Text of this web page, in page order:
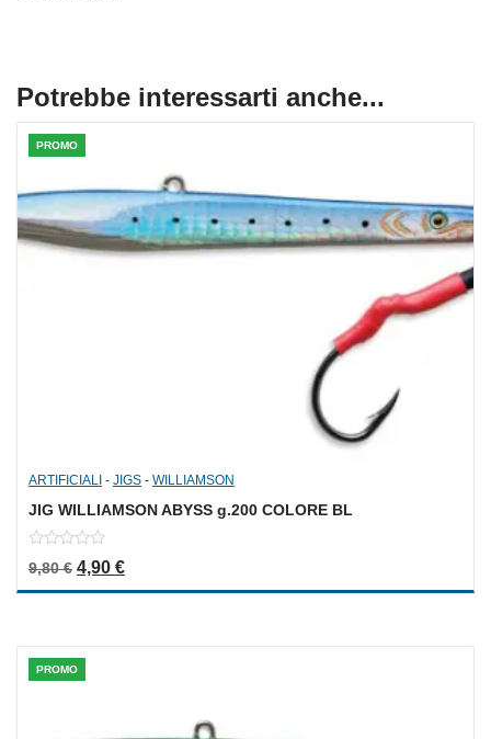
Potrebbe interessarti anche...
PROMO
ARTIFICIALI - JIGS - WILLIAMSON
JIG WILLIAMSON ABYSS g.200 COLORE BL
out
of
9,80€ Il prezzo originale era: 9,80 €.
4,90 €Il prezzo attuale è: 4,90 €.
PROMO